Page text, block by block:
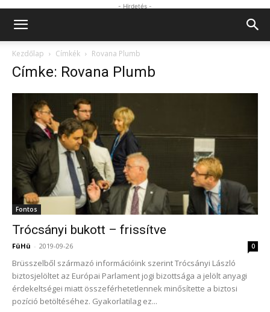
- Hirdetés -
Kezdőlap Címkék Rovana Plumb
Címke: Rovana Plumb
Fontos
Trócsányi bukott – frissítve
FüHü - 2019-09-26 0
Brüsszelből származó információink szerint Trócsányi László
biztosjelöltet az Európai Parlament jogi bizottsága a jelölt anyagi
érdekeltségei miatt összeférhetetlennek minősítette a biztosi
pozíció betöltéséhez. Gyakorlatilag ez...